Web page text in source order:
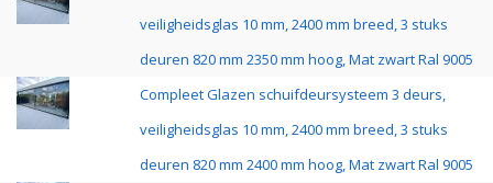
veiligheidsglas 10 mm, 2400 mm breed, 3 stuks
deuren 820 mm 2350 mm hoog, Mat zwart Ral 9005
Compleet Glazen schuifdeursysteem 3 deurs,
veiligheidsglas 10 mm, 2400 mm breed, 3 stuks
deuren 820 mm 2400 mm hoog, Mat zwart Ral 9005